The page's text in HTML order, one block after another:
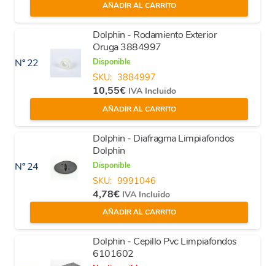
AÑADIR AL CARRITO
Nº 22
Dolphin - Rodamiento Exterior
Oruga 3884997
Disponible
SKU: 3884997
10,55€ IVA Incluido
AÑADIR AL CARRITO
Nº 24
Dolphin - Diafragma Limpiafondos
Dolphin
Disponible
SKU: 9991046
4,78€ IVA Incluido
AÑADIR AL CARRITO
Dolphin - Cepillo Pvc Limpiafondos
6101602